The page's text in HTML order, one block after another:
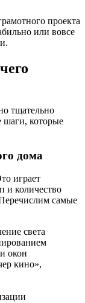
проекта
или вовсе
тщательно
шаги, которые
дома
играет
и количество
самые
света
окон
кино»,